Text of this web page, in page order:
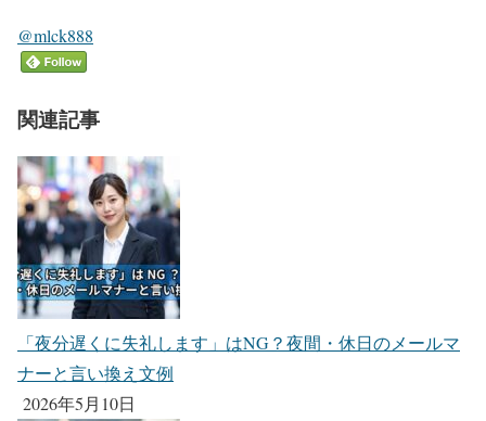
@mlck888
関連記事
「夜分遅くに失礼します」はNG？夜間・休日のメールマ
ナーと言い換え文例
2026年5月10日